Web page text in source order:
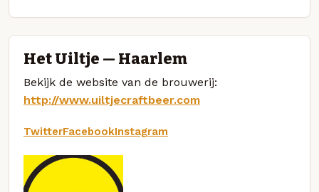
Het Uiltje — Haarlem
Bekijk de website van de brouwerij:
http://www.uiltjecraftbeer.com
TwitterFacebookInstagram